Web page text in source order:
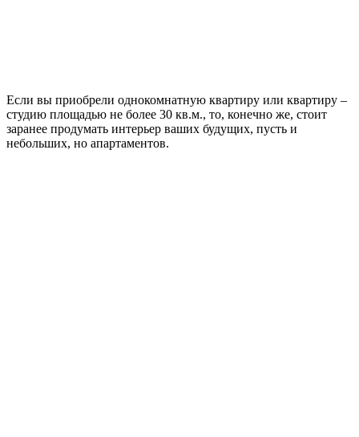
Если вы приобрели однокомнатную квартиру или квартиру –
студию площадью не более 30 кв.м., то, конечно же, стоит
заранее продумать интерьер ваших будущих, пусть и
небольших, но апартаментов.